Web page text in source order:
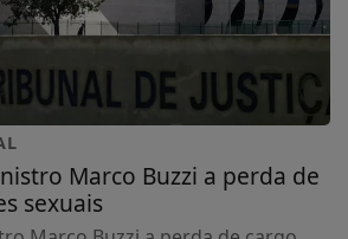
Marco Buzzi a perda de
sexuais